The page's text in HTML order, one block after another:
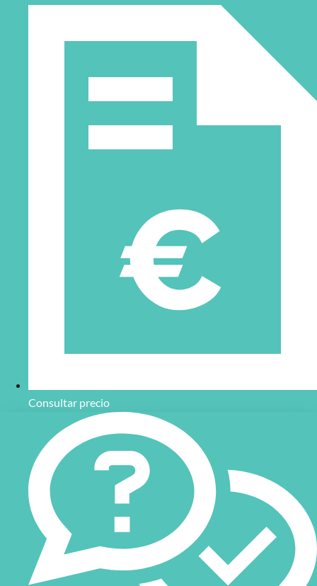
Consultar precio